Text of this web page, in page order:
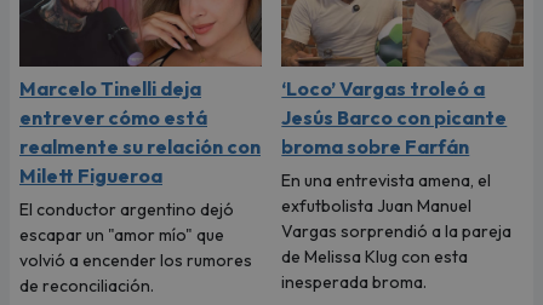
Marcelo Tinelli deja
entrever cómo está
realmente su relación con
Milett Figueroa
El conductor argentino dejó
escapar un "amor mío" que
volvió a encender los rumores
de reconciliación.
‘Loco’ Vargas troleó a
Jesús Barco con picante
broma sobre Farfán
En una entrevista amena, el
exfutbolista Juan Manuel
Vargas sorprendió a la pareja
de Melissa Klug con esta
inesperada broma.